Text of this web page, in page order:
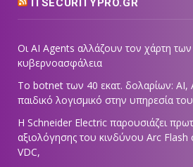
ITSECURITYPRO.GR
Οι AI Agents αλλάζουν τον χάρτη
κυβερνοασφάλεια
Το botnet των 40 εκατ. δολαρίων: AI,
παιδικό λογισμικό στην υπηρεσία
Η Schneider Electric παρουσιάζει
αξιολόγησης του κινδύνου Arc
VDC,